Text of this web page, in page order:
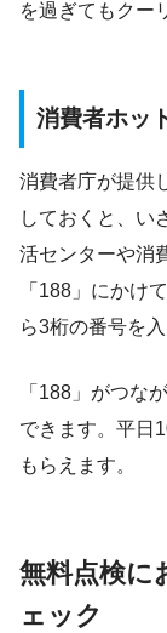
を過ぎてもクー
消費者ホッ
消費者庁が提供
しておくと、い
活センターや消
「188」にかけ
ら3桁の番号を
「188」がつな
できます。平日
もらえます。
無料点検に
ェック